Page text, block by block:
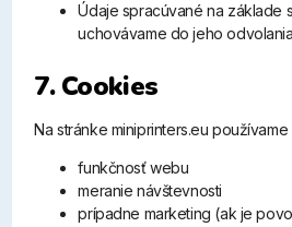
Údaje spracúvané na základe
uchovávame do jeho
7. Cookies
Na stránke miniprinters.eu
funkčnosť webu
meranie návštevnosti
prípadne marketing (ak je